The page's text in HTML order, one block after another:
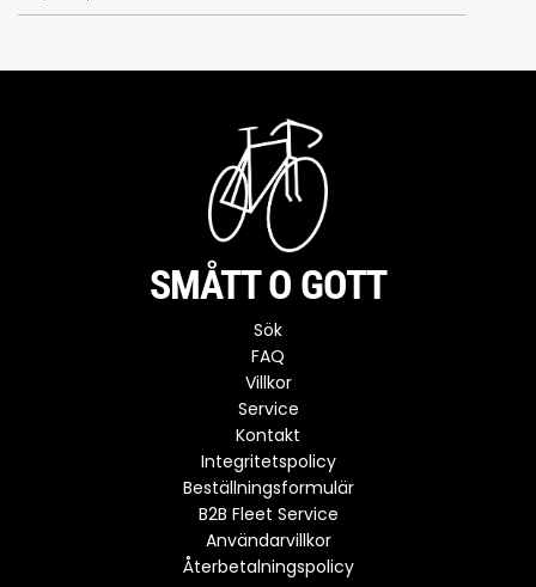
SMÅTT O GOTT
Sök
FAQ
Villkor
Service
Kontakt
Integritetspolicy
Beställningsformulär
B2B Fleet Service
Användarvillkor
Återbetalningspolicy